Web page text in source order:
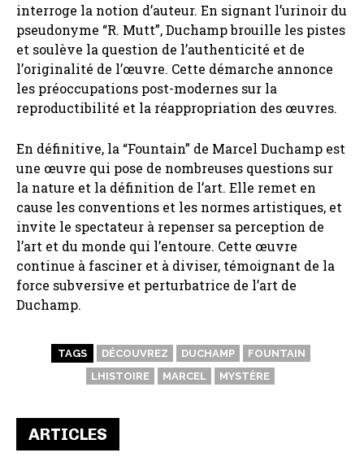
interroge la notion d’auteur. En signant l’urinoir du
pseudonyme “R. Mutt”, Duchamp brouille les pistes
et soulève la question de l’authenticité et de
l’originalité de l’œuvre. Cette démarche annonce
les préoccupations post-modernes sur la
reproductibilité et la réappropriation des œuvres.
En définitive, la “Fountain” de Marcel Duchamp est
une œuvre qui pose de nombreuses questions sur
la nature et la définition de l’art. Elle remet en
cause les conventions et les normes artistiques, et
invite le spectateur à repenser sa perception de
l’art et du monde qui l’entoure. Cette œuvre
continue à fasciner et à diviser, témoignant de la
force subversive et perturbatrice de l’art de
Duchamp.
TAGS DÉCOUVREZ DUCHAMP
FOUNTAIN
LHISTOIRE
MARCEL MYSTÈRE
ARTICLES